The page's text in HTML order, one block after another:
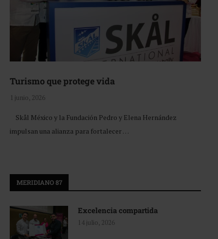
Turismo que protege vida
1 junio, 2026
Skål México y la Fundación Pedro y Elena Hernández
impulsan una alianza para fortalecer …
MERIDIANO 87
Excelencia compartida
14 julio, 2026